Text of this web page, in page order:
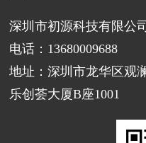
深圳市初源科技有限公
电话：13680009688
地址：深圳市龙华区观
乐创荟大厦B座1001